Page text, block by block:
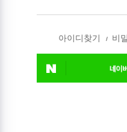
아이디찾기 비